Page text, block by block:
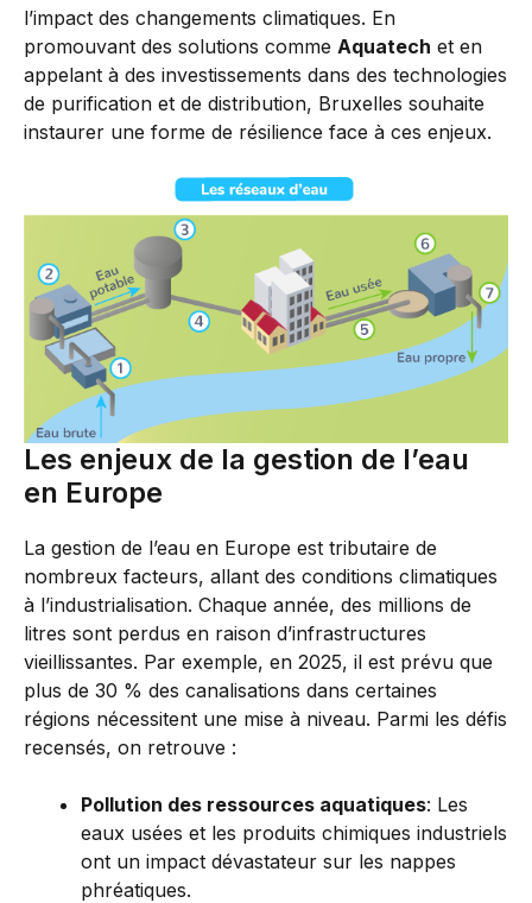
l’impact des changements climatiques. En
promouvant des solutions comme Aquatech et en
appelant à des investissements dans des technologies
de purification et de distribution, Bruxelles souhaite
instaurer une forme de résilience face à ces enjeux.
Les enjeux de la gestion de l’eau
en Europe
La gestion de l’eau en Europe est tributaire de
nombreux facteurs, allant des conditions climatiques
à l’industrialisation. Chaque année, des millions de
litres sont perdus en raison d’infrastructures
vieillissantes. Par exemple, en 2025, il est prévu que
plus de 30 % des canalisations dans certaines
régions nécessitent une mise à niveau. Parmi les défis
recensés, on retrouve :
Pollution des ressources aquatiques: Les
eaux usées et les produits chimiques industriels
ont un impact dévastateur sur les nappes
phréatiques.